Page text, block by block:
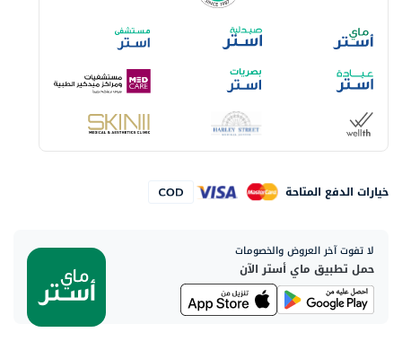
خيارات الدفع المتاحة
لا تفوت آخر العروض والخصومات
حمل تطبيق ماي أستر الآن